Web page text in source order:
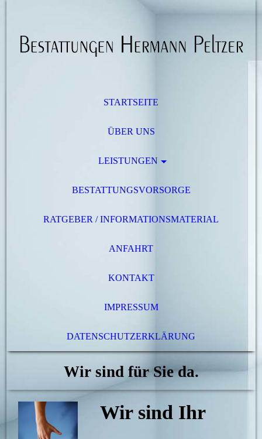
STARTSEITE
ÜBER UNS
LEISTUNGEN
BESTATTUNGSVORSORGE
RATGEBER / INFORMATIONSMATERIAL
ANFAHRT
KONTAKT
IMPRESSUM
DATENSCHUTZERKLÄRUNG
Wir sind für Sie da.
Wir sind Ihr